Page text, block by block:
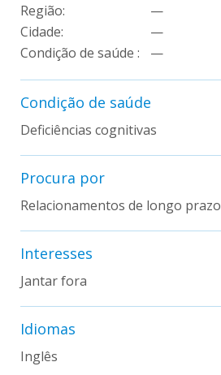
Região:
—
Cidade:
—
Condição de saúde :
—
Condição de saúde
Deficiências cognitivas
Procura por
Relacionamentos de longo prazo
Interesses
Jantar fora
Idiomas
Inglês